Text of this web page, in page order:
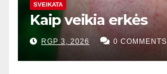
SVEIKATA
Kaip veikia erkės
RGP 3, 2026 0 COMMENTS